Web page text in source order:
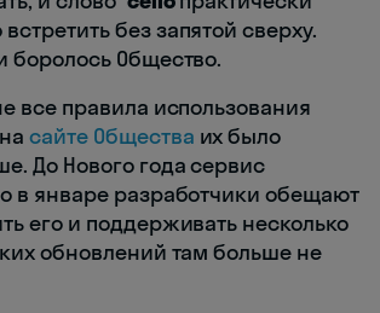
без запятой сверху.
боролось Общество.
все правила использования
сайте Общества их было
До Нового года сервис
в январе разработчики обещают
его и поддерживать несколько
обновлений там больше не